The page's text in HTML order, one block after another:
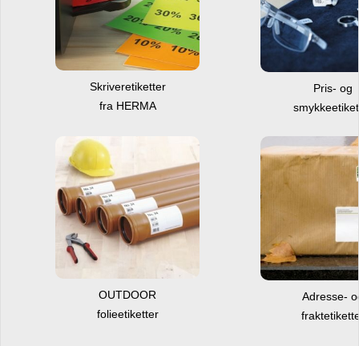
Skriveretiketter
fra HERMA
Pris- og
OUTDOOR
folieetiketter
Adresse-